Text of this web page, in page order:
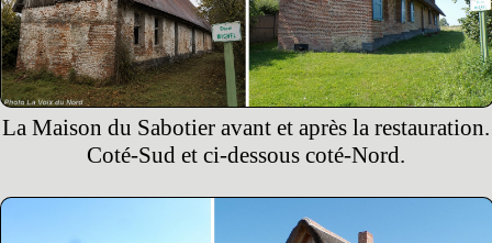
La Maison du Sabotier avant et après la restauration.
Coté-Sud et ci-dessous coté-Nord.